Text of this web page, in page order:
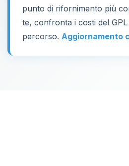
punto di rifornimento più
te, confronta i costi del
percorso. Aggiornamento